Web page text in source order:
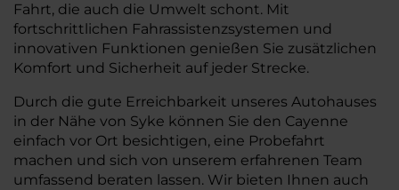
Fahrt, die auch die Umwelt schont. Mit
fortschrittlichen Fahrassistenzsystemen und
innovativen Funktionen genießen Sie zusätzlichen
Komfort und Sicherheit auf jeder Strecke.
Durch die gute Erreichbarkeit unseres Autohauses
in der Nähe von Syke können Sie den Cayenne
einfach vor Ort besichtigen, eine Probefahrt
machen und sich von unserem erfahrenen Team
umfassend beraten lassen. Wir bieten Ihnen auch